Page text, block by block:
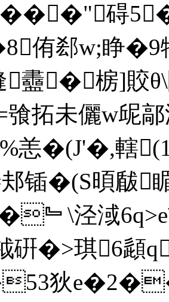
���"碍
侑郄w;睁�9
衋�椖]賋θ\
飸拓未儷w
恙�(J'�,轄
锸�(S暊瞂
泾淢
�>琪6頿
狄